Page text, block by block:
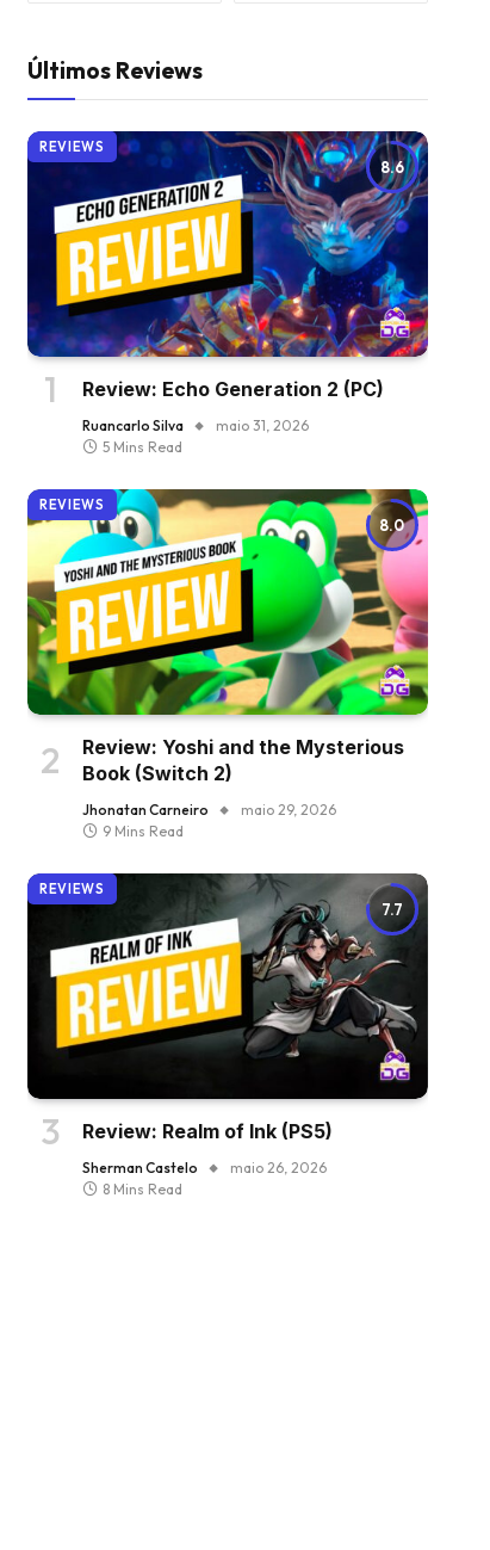
Últimos Reviews
8.6
REVIEWS
Review: Echo Generation 2 (PC)
Ruancarlo Silva
maio 31, 2026
5 Mins Read
8.0
REVIEWS
Review: Yoshi and the Mysterious
Book (Switch 2)
Jhonatan Carneiro
maio 29, 2026
9 Mins Read
7.7
REVIEWS
Review: Realm of Ink (PS5)
Sherman Castelo
maio 26, 2026
8 Mins Read